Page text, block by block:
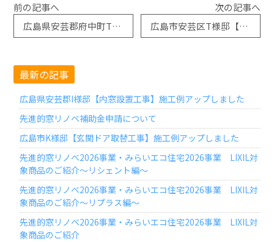
前の記事へ
広島県安芸郡府中町T様邸【内窓設置工事】施工例アップしました
次の記事へ
広島市安芸区T様邸【勝手口ドア交換工事】施工例アップしました
最新の記事
広島県安芸郡I様邸【内窓設置工事】施工例アップしました
先進的窓リノベ補助金申請について
広島市K様邸【玄関ドア取替工事】施工例アップしました
先進的窓リノベ2026事業・みらいエコ住宅2026事業 LIXIL対
象商品のご紹介～リシェント編～
先進的窓リノベ2026事業・みらいエコ住宅2026事業 LIXIL対
象商品のご紹介～リプラス編～
先進的窓リノベ2026事業・みらいエコ住宅2026事業 LIXIL対
象商品のご紹介